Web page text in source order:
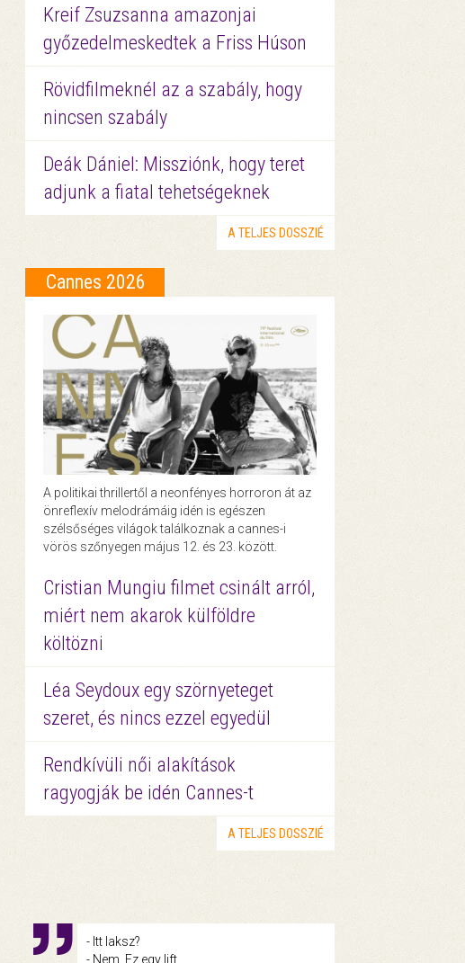
Kreif Zsuzsanna amazonjai
győzedelmeskedtek a Friss Húson
Rövidfilmeknél az a szabály, hogy
nincsen szabály
Deák Dániel: Missziónk, hogy teret
adjunk a fiatal tehetségeknek
A TELJES DOSSZIÉ
Cannes 2026
A politikai thrillertől a neonfényes horroron át az
önreflexív melodrámáig idén is egészen
szélsőséges világok találkoznak a cannes-i
vörös szőnyegen május 12. és 23. között.
Cristian Mungiu filmet csinált arról,
miért nem akarok külföldre
költözni
Léa Seydoux egy szörnyeteget
szeret, és nincs ezzel egyedül
Rendkívüli női alakítások
ragyogják be idén Cannes-t
A TELJES DOSSZIÉ
- Itt laksz?
- Nem. Ez egy lift.